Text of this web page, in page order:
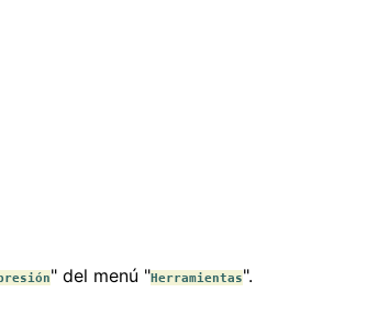
" del menú "Herramientas".